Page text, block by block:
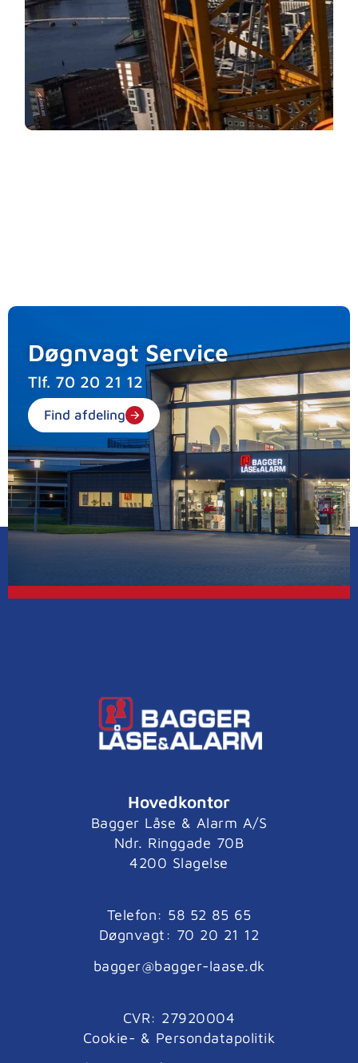
Døgnvagt Service
Tlf. 70 20 21 12
Find afdeling
Hovedkontor
Bagger Låse & Alarm A/S
Ndr. Ringgade 70B
4200 Slagelse
Telefon: 58 52 85 65
Døgnvagt: 70 20 21 12
bagger@bagger-laase.dk
CVR: 27920004
Cookie- & Persondatapolitik